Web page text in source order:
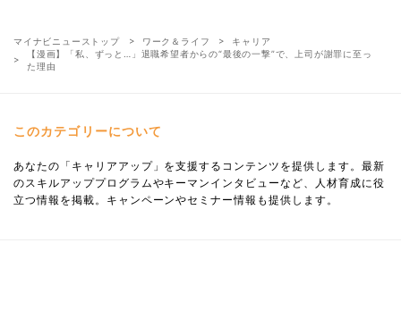
マイナビニューストップ ワーク＆ライフ
キャリア
【漫画】「私、ずっと…」退職希望者からの“最後の一撃”で、上司が謝罪に至っ
た理由
このカテゴリーについて
あなたの「キャリアアップ」を支援するコンテンツを提供します。最新
のスキルアッププログラムやキーマンインタビューなど、人材育成に役
立つ情報を掲載。キャンペーンやセミナー情報も提供します。